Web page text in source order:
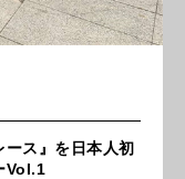
ース』を日本人初
Vol.1